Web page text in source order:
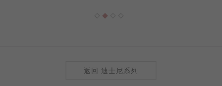
返回 迪士尼系列